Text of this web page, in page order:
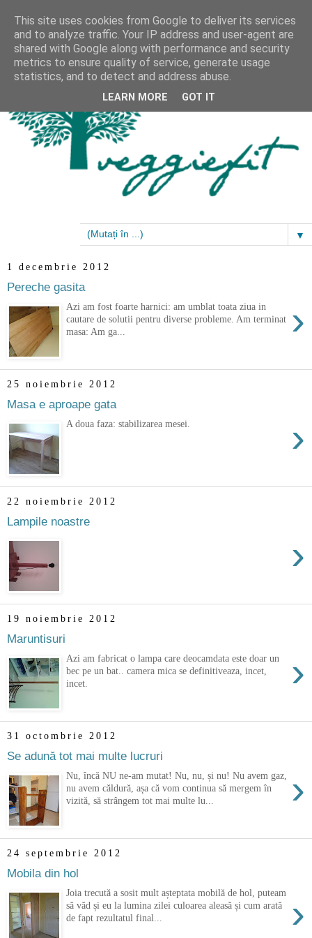
▼
1 decembrie 2012
Pereche gasita
›
Azi am fost foarte harnici: am umblat toata ziua in
cautare de solutii pentru diverse probleme. Am terminat
masa: Am ga...
25 noiembrie 2012
Masa e aproape gata
›
A doua faza: stabilizarea mesei.
22 noiembrie 2012
Lampile noastre
›
19 noiembrie 2012
Maruntisuri
›
Azi am fabricat o lampa care deocamdata este doar un
bec pe un bat.. camera mica se definitiveaza, incet,
incet.
31 octombrie 2012
Se adună tot mai multe lucruri
›
Nu, încă NU ne-am mutat! Nu, nu, și nu! Nu avem gaz,
nu avem căldură, așa că vom continua să mergem în
vizită, să strângem tot mai multe lu...
24 septembrie 2012
Mobila din hol
›
Joia trecută a sosit mult așteptata mobilă de hol, puteam
să văd și eu la lumina zilei culoarea aleasă și cum arată
de fapt rezultatul final...
This site uses cookies from Google to deliver its services
and to analyze traffic. Your IP address and user-agent are
shared with Google along with performance and security
metrics to ensure quality of service, generate usage
statistics, and to detect and address abuse.
LEARN MORE GOT IT